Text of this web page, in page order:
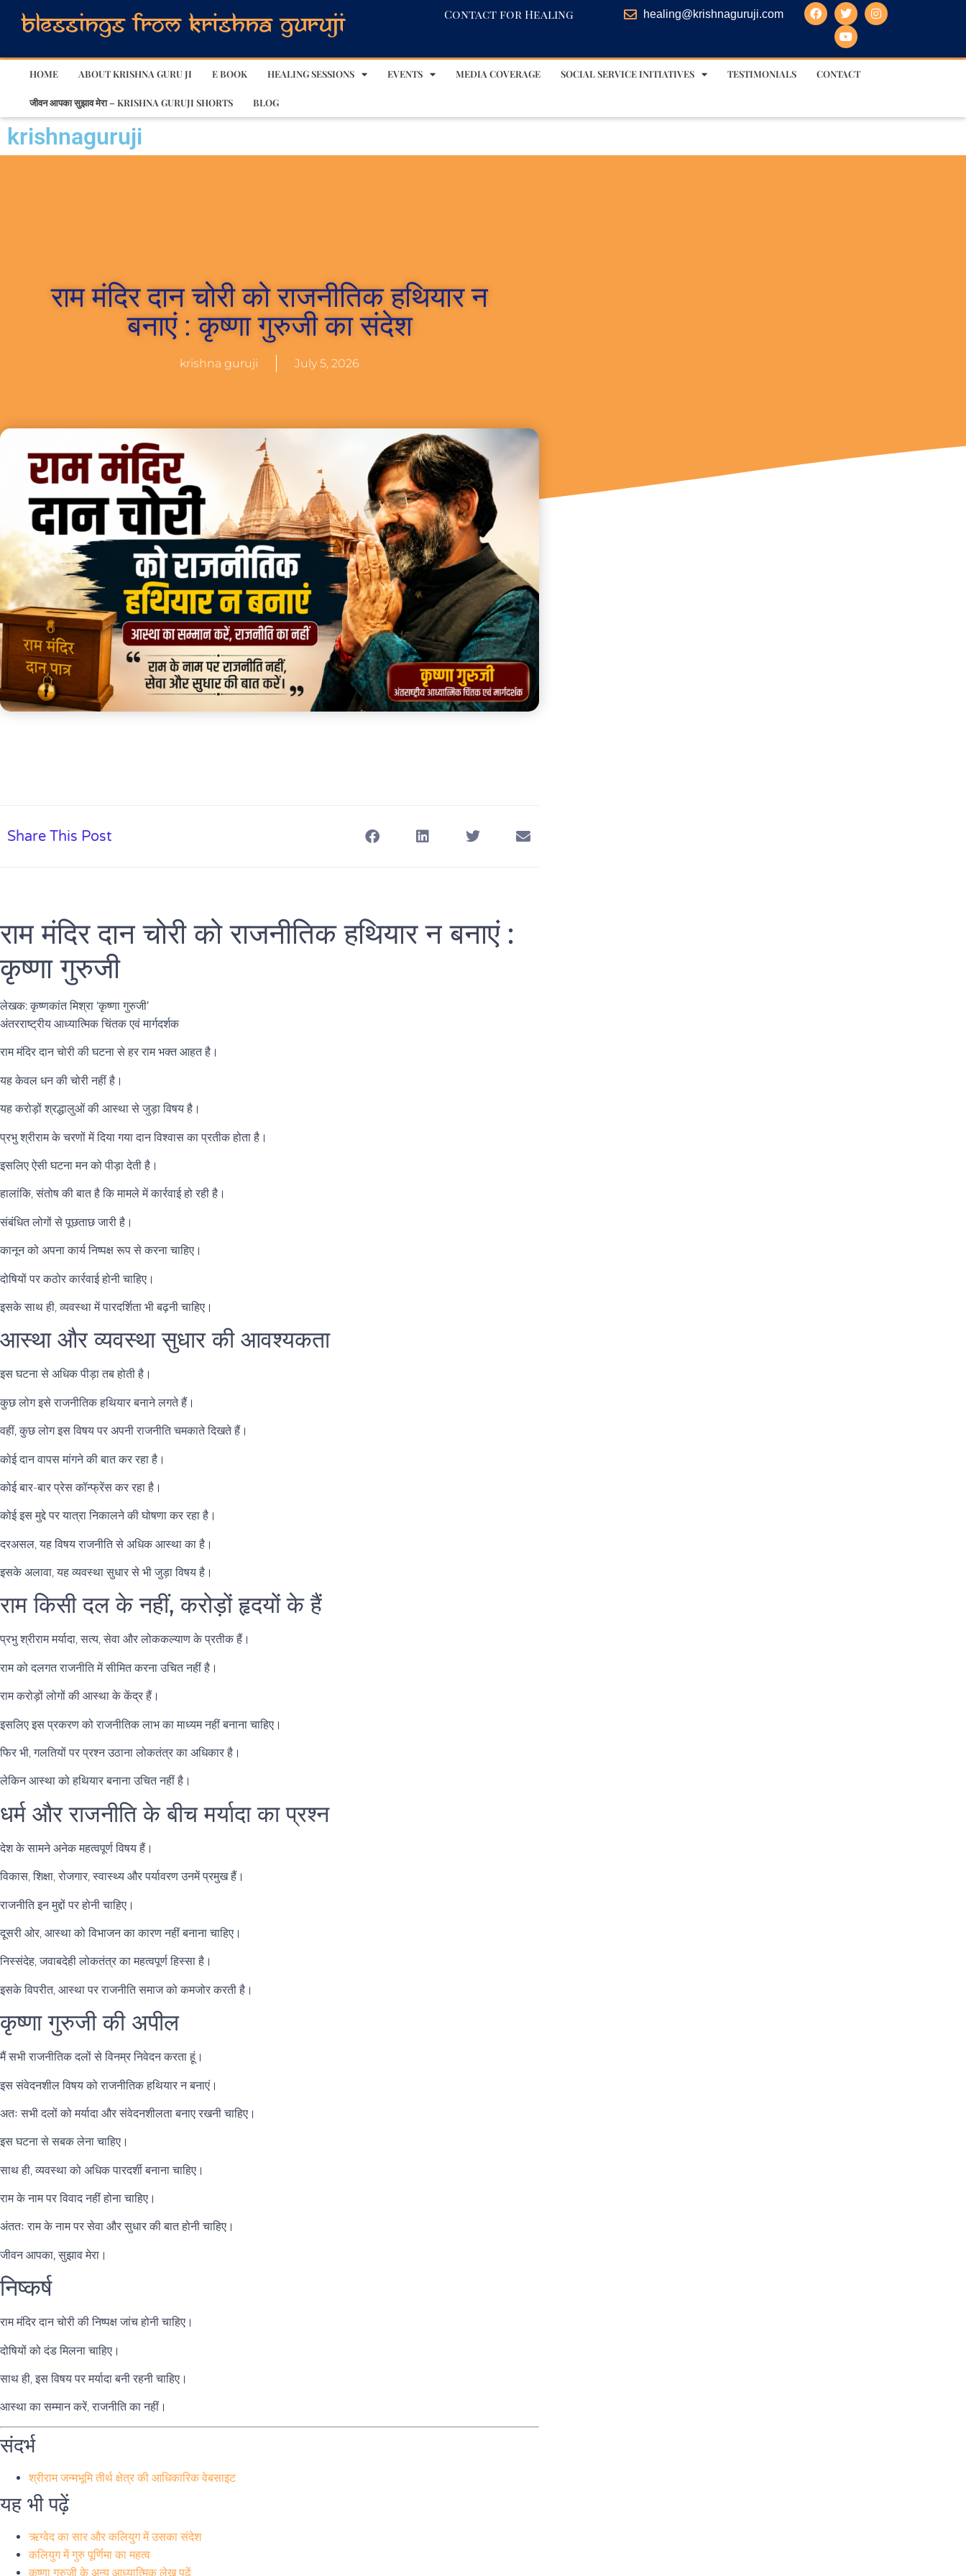
Contact for Healing healing@krishnaguruji.com
HOME ABOUT KRISHNA GURU JI E BOOK HEALING SESSIONS EVENTS MEDIA COVERAGE SOCIAL SERVICE INITIATIVES TESTIMONIALS CONTACT
जीवन आपका सुझाव मेरा – KRISHNA GURUJI SHORTS BLOG
krishnaguruji
राम मंदिर दान चोरी को राजनीतिक हथियार न
बनाएं : कृष्णा गुरुजी का संदेश
krishna guruji July 5, 2026
Share This Post
राम मंदिर दान चोरी को राजनीतिक हथियार न बनाएं :
कृष्णा गुरुजी
लेखक: कृष्णकांत मिश्रा ‘कृष्णा गुरुजी’
अंतरराष्ट्रीय आध्यात्मिक चिंतक एवं मार्गदर्शक
राम मंदिर दान चोरी की घटना से हर राम भक्त आहत है।
यह केवल धन की चोरी नहीं है।
यह करोड़ों श्रद्धालुओं की आस्था से जुड़ा विषय है।
प्रभु श्रीराम के चरणों में दिया गया दान विश्वास का प्रतीक होता है।
इसलिए ऐसी घटना मन को पीड़ा देती है।
हालांकि, संतोष की बात है कि मामले में कार्रवाई हो रही है।
संबंधित लोगों से पूछताछ जारी है।
कानून को अपना कार्य निष्पक्ष रूप से करना चाहिए।
दोषियों पर कठोर कार्रवाई होनी चाहिए।
इसके साथ ही, व्यवस्था में पारदर्शिता भी बढ़नी चाहिए।
आस्था और व्यवस्था सुधार की आवश्यकता
इस घटना से अधिक पीड़ा तब होती है।
कुछ लोग इसे राजनीतिक हथियार बनाने लगते हैं।
वहीं, कुछ लोग इस विषय पर अपनी राजनीति चमकाते दिखते हैं।
कोई दान वापस मांगने की बात कर रहा है।
कोई बार-बार प्रेस कॉन्फ्रेंस कर रहा है।
कोई इस मुद्दे पर यात्रा निकालने की घोषणा कर रहा है।
दरअसल, यह विषय राजनीति से अधिक आस्था का है।
इसके अलावा, यह व्यवस्था सुधार से भी जुड़ा विषय है।
राम किसी दल के नहीं, करोड़ों हृदयों के हैं
प्रभु श्रीराम मर्यादा, सत्य, सेवा और लोककल्याण के प्रतीक हैं।
राम को दलगत राजनीति में सीमित करना उचित नहीं है।
राम करोड़ों लोगों की आस्था के केंद्र हैं।
इसलिए इस प्रकरण को राजनीतिक लाभ का माध्यम नहीं बनाना चाहिए।
फिर भी, गलतियों पर प्रश्न उठाना लोकतंत्र का अधिकार है।
लेकिन आस्था को हथियार बनाना उचित नहीं है।
धर्म और राजनीति के बीच मर्यादा का प्रश्न
देश के सामने अनेक महत्वपूर्ण विषय हैं।
विकास, शिक्षा, रोजगार, स्वास्थ्य और पर्यावरण उनमें प्रमुख हैं।
राजनीति इन मुद्दों पर होनी चाहिए।
दूसरी ओर, आस्था को विभाजन का कारण नहीं बनाना चाहिए।
निस्संदेह, जवाबदेही लोकतंत्र का महत्वपूर्ण हिस्सा है।
इसके विपरीत, आस्था पर राजनीति समाज को कमजोर करती है।
कृष्णा गुरुजी की अपील
मैं सभी राजनीतिक दलों से विनम्र निवेदन करता हूं।
इस संवेदनशील विषय को राजनीतिक हथियार न बनाएं।
अतः सभी दलों को मर्यादा और संवेदनशीलता बनाए रखनी चाहिए।
इस घटना से सबक लेना चाहिए।
साथ ही, व्यवस्था को अधिक पारदर्शी बनाना चाहिए।
राम के नाम पर विवाद नहीं होना चाहिए।
अंततः राम के नाम पर सेवा और सुधार की बात होनी चाहिए।
जीवन आपका, सुझाव मेरा।
निष्कर्ष
राम मंदिर दान चोरी की निष्पक्ष जांच होनी चाहिए।
दोषियों को दंड मिलना चाहिए।
साथ ही, इस विषय पर मर्यादा बनी रहनी चाहिए।
आस्था का सम्मान करें, राजनीति का नहीं।
संदर्भ
श्रीराम जन्मभूमि तीर्थ क्षेत्र की आधिकारिक वेबसाइट
यह भी पढ़ें
ऋग्वेद का सार और कलियुग में उसका संदेश
कलियुग में गुरु पूर्णिमा का महत्व
कृष्णा गुरुजी के अन्य आध्यात्मिक लेख पढ़ें